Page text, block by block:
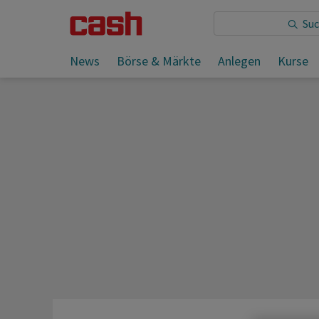
News Börse & Märkte Anlegen Kurse
Sie lesen: